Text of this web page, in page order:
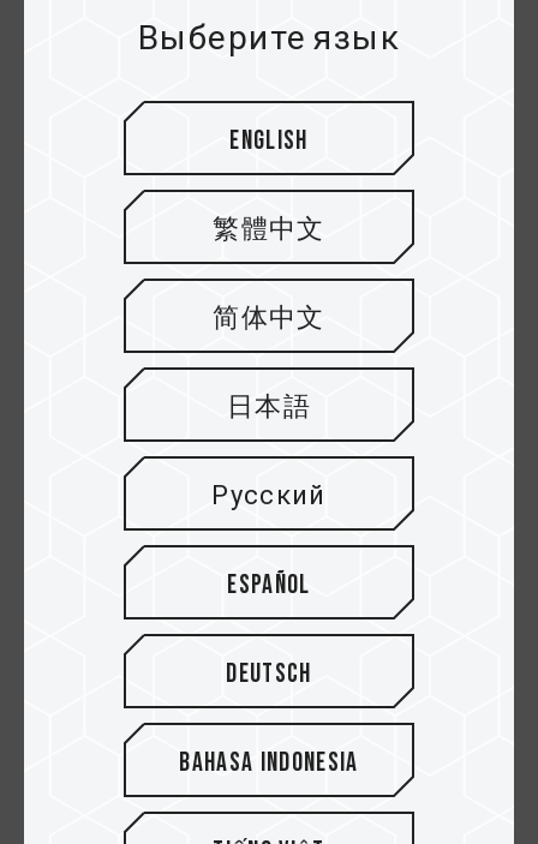
производительностью уровня SSD, легко
обеспечивает стабильный игровой процесс
III. На что стоит
обратить внимание
при покупке карты
памяти microSD
Express?
Убедитесь, что характеристики карты памяти
соответствуют microSD Express.
покупкой обязательно проверяйте
наличие на карте маркировки «EX»
карта может позиционироваться как
«высокоскоростная» или «игровая», но так
могут называть и обычные UHS-I.
Выбирайте объем не менее
.Современные игры становятся все
«тяжелее», и у вас должно оставаться место
Выберите язык
English
繁體中文
简体中文
日本語
Русский
Español
Deutsch
Bahasa Indonesia